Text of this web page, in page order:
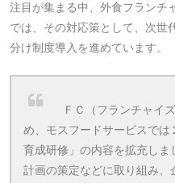
注目が集まる中、外食フランチ
では、その対応策として、次世
分け制度導入を進めています。
ＦＣ（フランチャイ
め、モスフードサービスで
育成研修」の内容を拡充し
計画の策定などに取り組み、